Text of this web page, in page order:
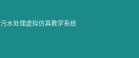
污水处理虚拟仿真教学系统